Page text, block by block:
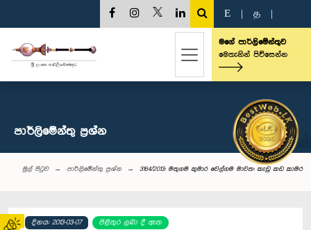
E த
මගේ පාර්ලිමේන්තුව
මෙතැනින් පිවිසෙන්න
පාර්ලි‌මේන්තු‌ ප්‍රශ්න
මුල් පිටුව පාර්ලි‌මේන්තු‌ ප්‍රශ්න 3164/2013: මතුගම කුමාර වෙල්ගම මාවත: කැඩූ කඩ කාමර
දිනය: 2013-03-07 පිළිතුර ලබා දී ඇත